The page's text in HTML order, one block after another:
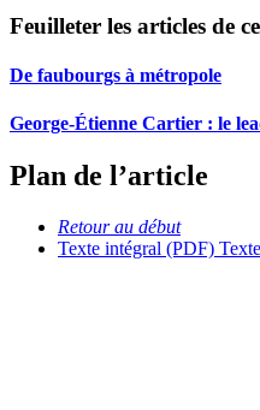
Feuilleter les articles de
De faubourgs à métropole
George-Étienne Cartier : le
Plan de l’article
Retour au début
Texte intégral (PDF)